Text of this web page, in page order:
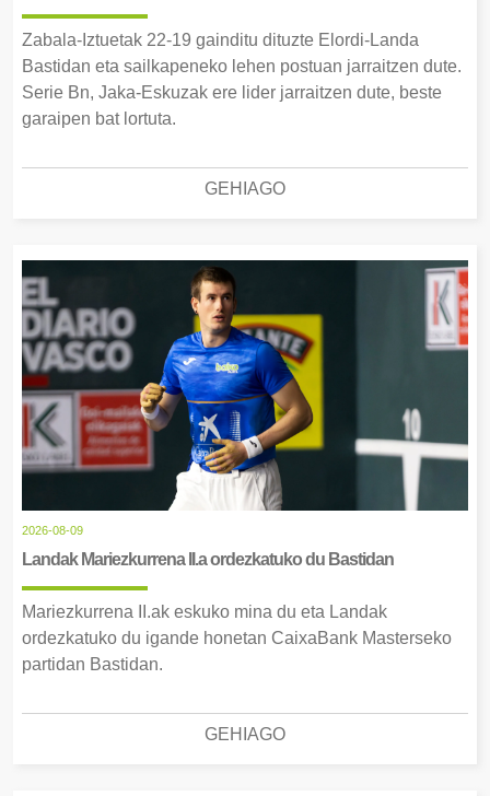
Zabala-Iztuetak 22-19 gainditu dituzte Elordi-Landa
Bastidan eta sailkapeneko lehen postuan jarraitzen dute.
Serie Bn, Jaka-Eskuzak ere lider jarraitzen dute, beste
garaipen bat lortuta.
GEHIAGO
2026-08-09
Landak Mariezkurrena II.a ordezkatuko du Bastidan
Mariezkurrena II.ak eskuko mina du eta Landak
ordezkatuko du igande honetan CaixaBank Masterseko
partidan Bastidan.
GEHIAGO